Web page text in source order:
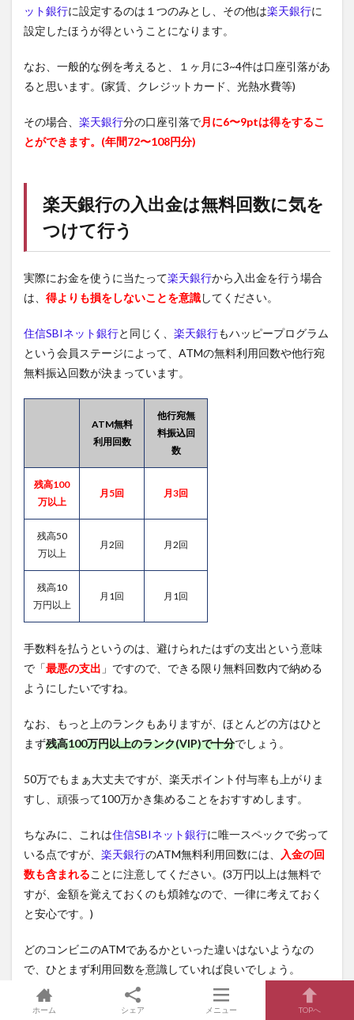
ット銀行に設定するのは１つのみとし、その他は楽天銀行に
設定したほうが得ということになります。
なお、一般的な例を考えると、１ヶ月に3~4件は口座引落があ
ると思います。(家賃、クレジットカード、光熱水費等)
その場合、 楽天銀行分の口座引落で月に6〜9ptは得をするこ
とができます。(年間72〜108円分)
楽天銀行の入出金は無料回数に気を
つけて行う
実際にお金を使うに当たって楽天銀行から入出金を行う場合
は、 得よりも損をしないことを意識してください。
住信SBIネット銀行と同じく、 楽天銀行もハッピープログラム
という会員ステージによって、ATMの無料利用回数や他行宛
無料振込回数が決まっています。
ATM無料
利用回数
他行宛無
料振込回
数
残高100
万以上
月5回 月3回
残高50
万以上
月2回 月2回
残高10
万円以上
月1回 月1回
手数料を払うというのは、避けられたはずの支出という意味
で「最悪の支出 」ですので、できる限り無料回数内で納める
ようにしたいですね。
なお、もっと上のランクもありますが、ほとんどの方はひと
まず残高100万円以上のランク(VIP)で十分でしょう。
50万でもまぁ大丈夫ですが、楽天ポイント付与率も上がりま
すし、頑張って100万かき集めることをおすすめします。
ちなみに、これは住信SBIネット銀行に唯一スペックで劣って
いる点ですが、 楽天銀行のATM無料利用回数には、
入金の回
数も含まれることに注意してください。(3万円以上は無料で
すが、金額を覚えておくのも煩雑なので、一律に考えておく
と安心です。)
どのコンビニのATMであるかといった違いはないようなの
で、ひとまず利用回数を意識していれば良いでしょう。
日頃の買い物等はクレジットカードやバーコード決済で支払
ホーム シェア メニュー TOPへ